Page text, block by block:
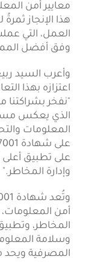
معايير أمن
هذا الإنجاز
العمل، التي
وفق أفضل
اعتزازه بهذا
"نفخر بشراكتنا
الذي يعكس
المعلومات
على تطبيق أعلى
وإدارة المخاطر."
أمن المعلومات،
المخاطر،
وسلامة
المصرفية ويحد